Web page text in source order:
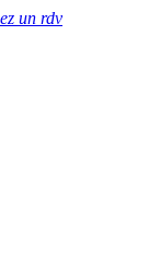
un rdv